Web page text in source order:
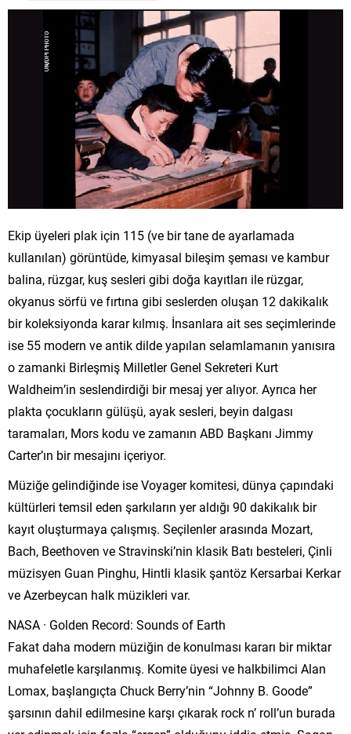
Ekip üyeleri plak için 115 (ve bir tane de ayarlamada
kullanılan) görüntüde, kimyasal bileşim şeması ve kambur
balina, rüzgar, kuş sesleri gibi doğa kayıtları ile rüzgar,
okyanus sörfü ve fırtına gibi seslerden oluşan 12 dakikalık
bir koleksiyonda karar kılmış. İnsanlara ait ses seçimlerinde
ise 55 modern ve antik dilde yapılan selamlamanın yanısıra
o zamanki Birleşmiş Milletler Genel Sekreteri Kurt
Waldheim’in seslendirdiği bir mesaj yer alıyor. Ayrıca her
plakta çocukların gülüşü, ayak sesleri, beyin dalgası
taramaları, Mors kodu ve zamanın ABD Başkanı Jimmy
Carter’ın bir mesajını içeriyor.
Müziğe gelindiğinde ise Voyager komitesi, dünya çapındaki
kültürleri temsil eden şarkıların yer aldığı 90 dakikalık bir
kayıt oluşturmaya çalışmış. Seçilenler arasında Mozart,
Bach, Beethoven ve Stravinski’nin klasik Batı besteleri, Çinli
müzisyen Guan Pinghu, Hintli klasik şantöz Kersarbai Kerkar
ve Azerbeycan halk müzikleri var.
NASA · Golden Record: Sounds of Earth
Fakat daha modern müziğin de konulması kararı bir miktar
muhafeletle karşılanmış. Komite üyesi ve halkbilimci Alan
Lomax, başlangıçta Chuck Berry’nin “Johnny B. Goode”
şarsının dahil edilmesine karşı çıkarak rock n’ roll’un burada